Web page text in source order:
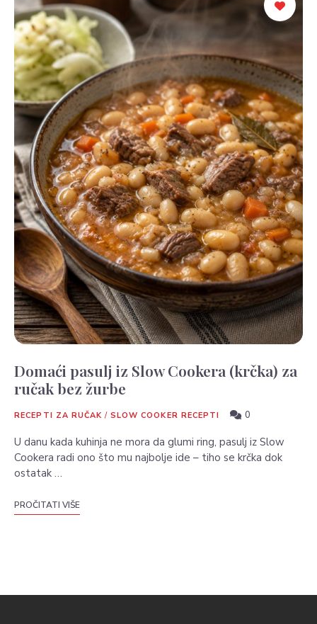
Domaći pasulj iz Slow Cookera (krčka) za
ručak bez žurbe
RECEPTI ZA RUČAK / SLOW COOKER RECEPTI 0
U danu kada kuhinja ne mora da glumi ring, pasulj iz Slow
Cookera radi ono što mu najbolje ide – tiho se krčka dok
ostatak …
PROČITATI VIŠE